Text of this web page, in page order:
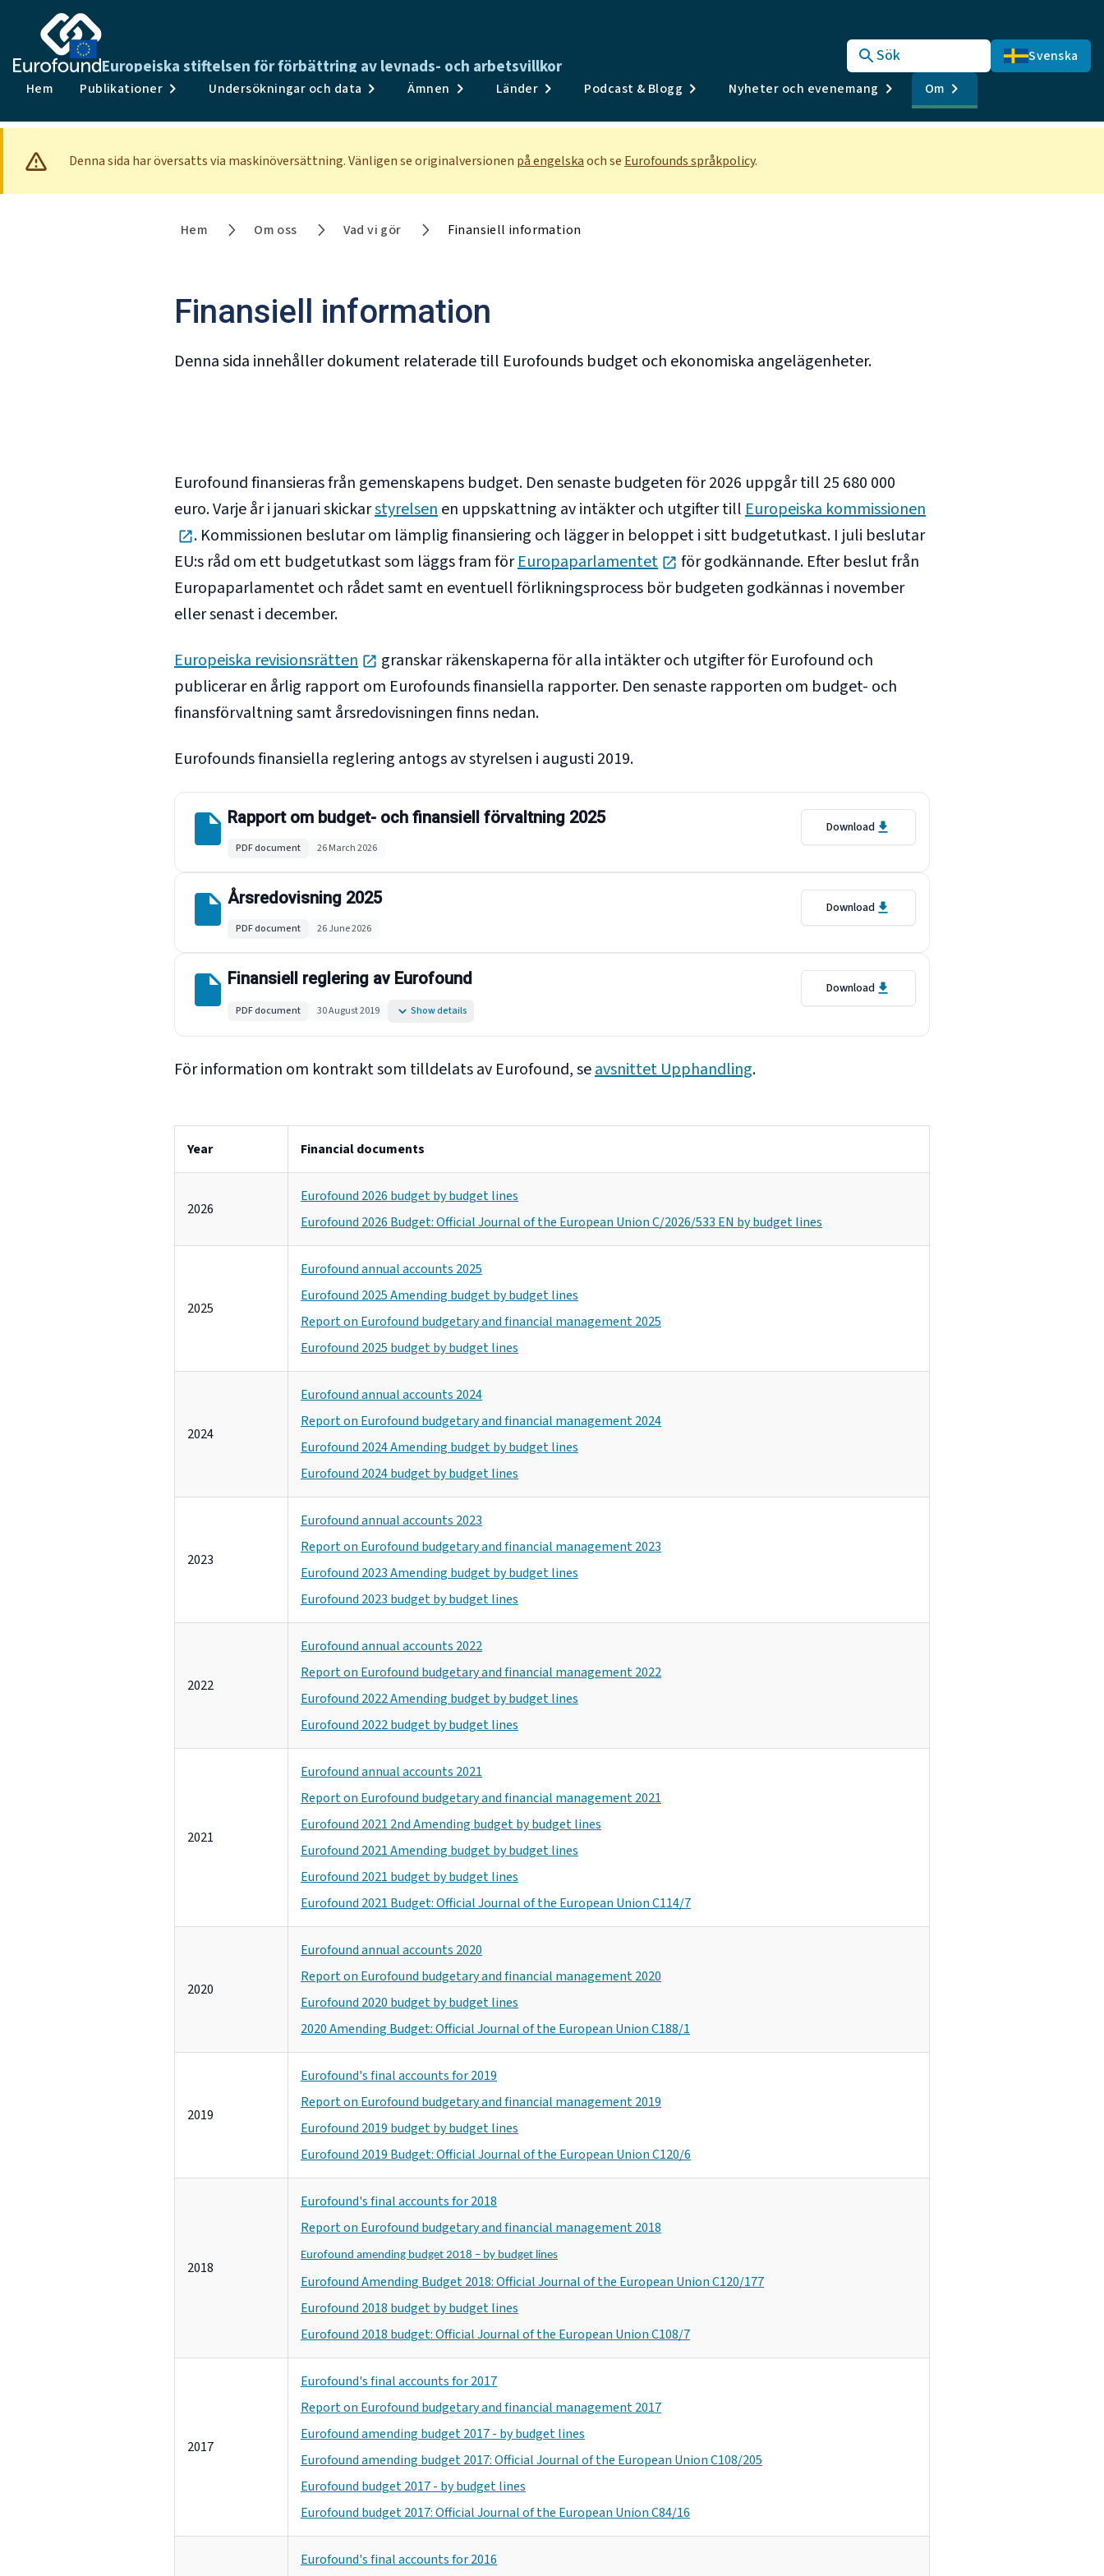
Europeiska stiftelsen för förbättring av levnads- och arbetsvillkor Sök
Svenska
Hem
Publikationer Undersökningar och data Ämnen Länder Podcast & Blogg Nyheter och evenemang Om
Publikationer
Undersökningar och data
Ämnen
Länder
Podcast & Blogg
Denna sida har översatts via maskinöversättning. Vänligen se originalversionen på engelskaoch se Eurofounds språkpolicy.
Hem Om oss Vad vi gör Finansiell information
Finansiell information
Denna sida innehåller dokument relaterade till Eurofounds budget och ekonomiska angelägenheter.
Eurofound finansieras från gemenskapens budget. Den senaste budgeten för 2026 uppgår till 25 680 000
euro. Varje år i januari skickarstyrelsenen uppskattning av intäkter och utgifter tillEuropeiska kommissionen
opens in new tab
. Kommissionen beslutar om lämplig finansiering och lägger in beloppet i sitt budgetutkast. I juli beslutar
EU:s råd om ett budgetutkast som läggs fram förEuropaparlamentet opens in new tab
för godkännande. Efter beslut från
Europaparlamentet och rådet samt en eventuell förlikningsprocess bör budgeten godkännas i november
eller senast i december.
Europeiska revisionsrätten
opens in new tab
granskar räkenskaperna för alla intäkter och utgifter för Eurofound och
publicerar en årlig rapport om Eurofounds finansiella rapporter. Den senaste rapporten om budget- och
finansförvaltning samt årsredovisningen finns nedan.
Eurofounds finansiella reglering antogs av styrelsen i augusti 2019.
Rapport om budget- och finansiell förvaltning 2025
PDF document 26 March 2026
Download
Årsredovisning 2025
PDF document 26 June 2026
Download
Finansiell reglering av Eurofound
PDF document 30 August 2019 Show details
Download
För information om kontrakt som tilldelats av Eurofound, seavsnittet Upphandling.
Year Financial documents
2026
Eurofound 2026 budget by budget lines
Eurofound 2026 Budget: Official Journal of the European Union C/2026/533 EN by budget lines
2025
Eurofound annual accounts 2025
Eurofound 2025 Amending budget by budget lines
Report on Eurofound budgetary and financial management 2025
Eurofound 2025 budget by budget lines
2024
Eurofound annual accounts 2024
Report on Eurofound budgetary and financial management 2024
Eurofound 2024 Amending budget by budget lines
Eurofound 2024 budget by budget lines
2023
Eurofound annual accounts 2023
Report on Eurofound budgetary and financial management 2023
Eurofound 2023 Amending budget by budget lines
Eurofound 2023 budget by budget lines
2022
Eurofound annual accounts 2022
Report on Eurofound budgetary and financial management 2022
Eurofound 2022 Amending budget by budget lines
Eurofound 2022 budget by budget lines
2021
Eurofound annual accounts 2021
Report on Eurofound budgetary and financial management 2021
Eurofound 2021 2nd Amending budget by budget lines
Eurofound 2021 Amending budget by budget lines
Eurofound 2021 budget by budget lines
Eurofound 2021 Budget: Official Journal of the European Union C114/7
2020
Eurofound annual accounts 2020
Report on Eurofound budgetary and financial management 2020
Eurofound 2020 budget by budget lines
2020 Amending Budget: Official Journal of the European Union C188/1
2019
Eurofound's final accounts for 2019
Report on Eurofound budgetary and financial management 2019
Eurofound 2019 budget by budget lines
Eurofound 2019 Budget: Official Journal of the European Union C120/6
2018
Eurofound's final accounts for 2018
Report on Eurofound budgetary and financial management 2018
Eurofound amending budget 2018 – by budget lines
Eurofound Amending Budget 2018: Official Journal of the European Union C120/177
Eurofound 2018 budget by budget lines
Eurofound 2018 budget: Official Journal of the European Union C108/7
2017
Eurofound's final accounts for 2017
Report on Eurofound budgetary and financial management 2017
Eurofound amending budget 2017 - by budget lines
Eurofound amending budget 2017: Official Journal of the European Union C108/205
Eurofound budget 2017 - by budget lines
Eurofound budget 2017: Official Journal of the European Union C84/16
Eurofound's final accounts for 2016